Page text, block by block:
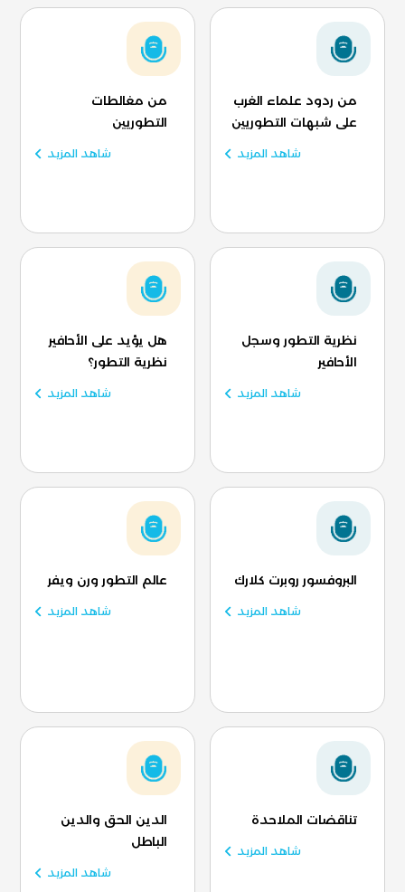
من ردود علماء الغرب
على شبهات التطوريين
شاهد المزيد
من مغالطات
التطوريين
شاهد المزيد
نظرية التطور وسجل
الأحافير
شاهد المزيد
هل يؤيد على الأحافير
نظرية التطور؟
شاهد المزيد
البروفسور روبرت كلارك
شاهد المزيد
عالم التطور ورن ويفر
شاهد المزيد
تناقضات الملاحدة
شاهد المزيد
الدين الحق والدين
الباطل
شاهد المزيد